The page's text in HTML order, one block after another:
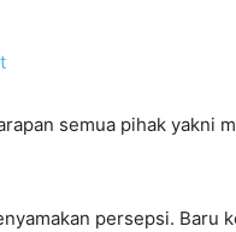
semua pihak yakni
persepsi. Baru